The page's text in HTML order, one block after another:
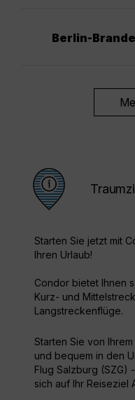
Berlin-
Starten Sie jetzt mit
Ihren Urlaub!
Condor bietet Ihnen
Kurz- und
Langstreckenflüge.
Starten Sie von
und bequem in den
Flug Salzburg (SZG)
sich auf Ihr Reiseziel